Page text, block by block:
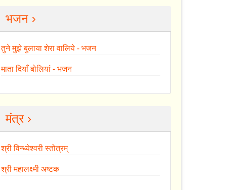
भजन ›
तुने मुझे बुलाया शेरा वालिये - भजन
माता दियाँ बोलियां - भजन
मंत्र ›
श्री विन्ध्येश्वरी स्तोत्रम्
श्री महालक्ष्मी अष्टक